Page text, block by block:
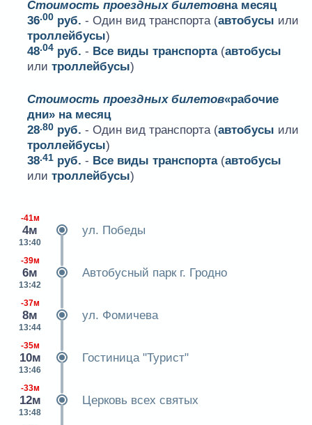
Стоимость проездных билетовна месяц
36.00 руб. - Один вид транспорта (автобусы или
троллейбусы)
48.04 руб. - Все виды транспорта(автобусы
илитроллейбусы)
Стоимость проездных билетов«рабочие
дни» на месяц
28.80 руб. - Один вид транспорта (автобусы или
троллейбусы)
38.41 руб. - Все виды транспорта(автобусы
илитроллейбусы)
-41м
4м
13:40
ул. Победы
-39м
6м
13:42
Автобусный парк г. Гродно
-37м
8м
13:44
ул. Фомичева
-35м
10м
13:46
Гостиница "Турист"
-33м
12м
13:48
Церковь всех святых